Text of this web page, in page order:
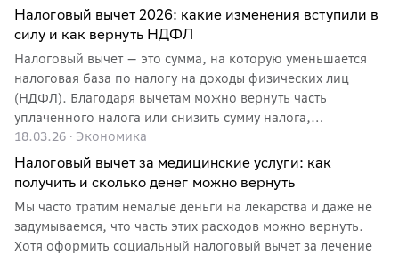
сэкономить и как его оформить.
Налоговый вычет 2026: какие изменения вступили в
силу и как вернуть НДФЛ
Налоговый вычет — это сумма, на которую уменьшается
налоговая база по налогу на доходы физических лиц
(НДФЛ). Благодаря вычетам можно вернуть часть
уплаченного налога или снизить сумму налога,
удерживаемого из зарплаты. Право на вычет имеют
налоговые резиденты РФ — граждане России и
иностранцы, находящиеся в стране не менее 183 дней в
облагаемого НДФЛ (например, у самозанятых без иных
доходов), вычет получить нельзя.
18.03.26 · Экономика
Налоговый вычет за медицинские услуги: как
получить и сколько денег можно вернуть
Мы часто тратим немалые деньги на лекарства и даже не
задумываемся, что часть этих расходов можно вернуть.
Хотя оформить социальный налоговый вычет за лечение